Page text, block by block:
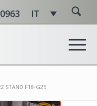
IT
STAND F18-G25